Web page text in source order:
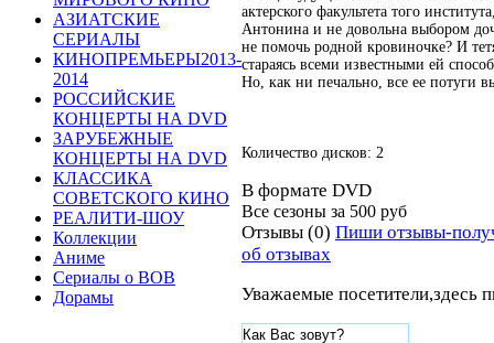
АЗИАТСКИЕ
СЕРИАЛЫ
КИНОПРЕМЬЕРЫ2013-
2014
РОССИЙСКИЕ
КОНЦЕРТЫ НА DVD
ЗАРУБЕЖНЫЕ
КОНЦЕРТЫ НА DVD
КЛАССИКА
СОВЕТСКОГО КИНО
РЕАЛИТИ-ШОУ
Коллекции
Аниме
Сериалы о ВОВ
Дорамы
актерского факультета того
Антонина и не довольна выбором
не помочь родной кровиночке? И
стараясь всеми известными ей
Но, как ни печально, все ее потуги
Количество дисков: 2
В формате DVD
Все сезоны за 500 руб
Отзывы (0) Пиши отзывы-
об отзывах
Уважаемые посетители,здесь